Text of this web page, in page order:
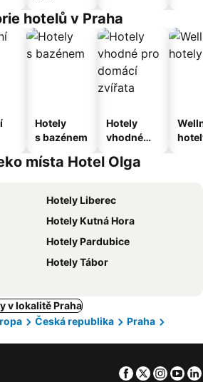
hotelů v Praha
Hotely
s bazénem
Hotely
vhodné
domácí
místa Hotel Olga
Hotely Liberec
Hotely Kutná Hora
Hotely Pardubice
Hotely Tábor
v lokalitě Praha
Česká republika
Praha
Facebook
Twitter